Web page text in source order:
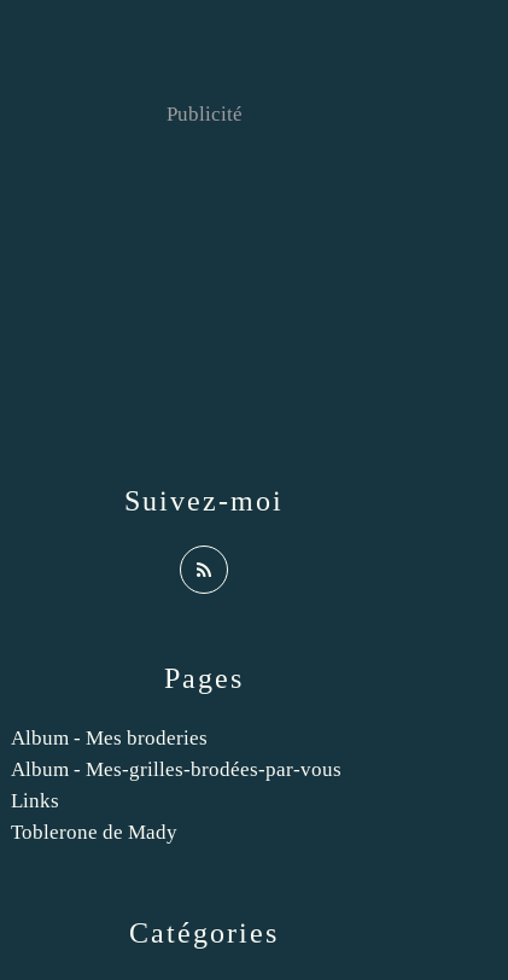
Catégories
Pages
Album - Mes broderies
Album - Mes-grilles-brodées-par-vous
Links
Toblerone de Mady
Suivez-moi
Publicité